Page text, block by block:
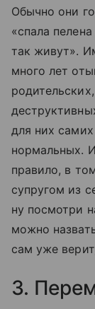
Обычно они
«спала
так живут».
много лет
для них
нормальных.
правило, в
супругом из
ну посмотри
можно
сам уже
3.